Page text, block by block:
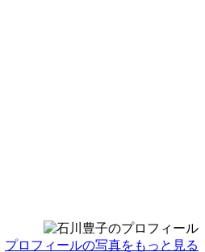
プロフィールの写真をもっと見る